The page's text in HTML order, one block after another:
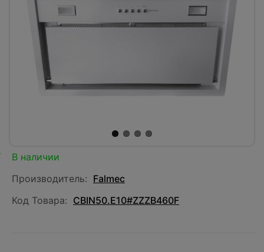
В наличии
Производитель: Falmec
Код Товара: CBIN50.E10#ZZZB460F